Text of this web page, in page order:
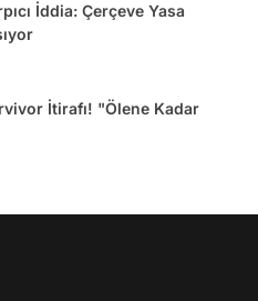
İddia: Çerçeve Yasa
İtirafı! "Ölene Kadar